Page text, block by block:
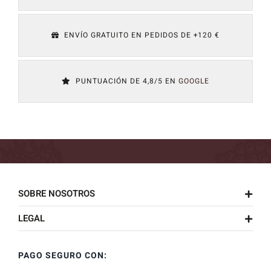
ENVÍO GRATUITO EN PEDIDOS DE +120 €
PUNTUACIÓN DE 4,8/5 EN GOOGLE
SOBRE NOSOTROS
LEGAL
PAGO SEGURO CON: